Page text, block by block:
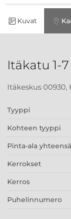
Kuvat
Itäkatu 1-7
Itäkeskus 00930,
Tyyppi
Kohteen tyyppi
Pinta-ala yhteensä
Kerrokset
Kerros
Puhelinnumero